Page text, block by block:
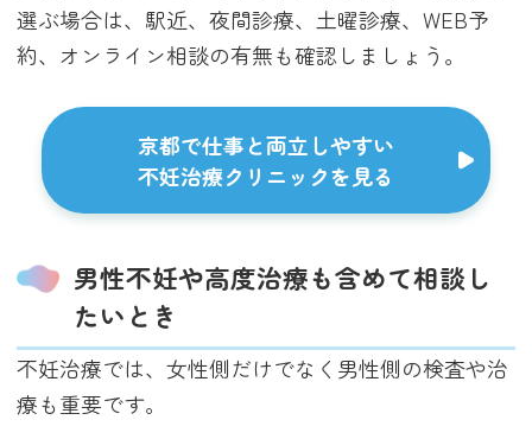
選ぶ場合は、駅近、夜間診療、土曜診療、WEB予
約、オンライン相談の有無も確認しましょう。
京都で仕事と両立しやすい
不妊治療クリニックを見る
男性不妊や高度治療も含めて相談し
たいとき
不妊治療では、女性側だけでなく男性側の検査や治
療も重要です。